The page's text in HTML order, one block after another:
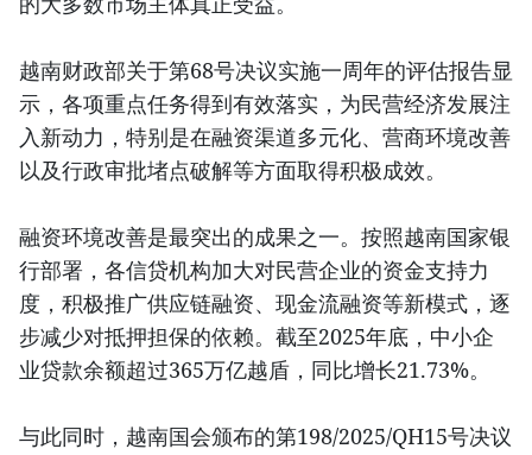
越南财政部关于第68号决议实施一周年的评估报告显
示，各项重点任务得到有效落实，为民营经济发展注
入新动力，特别是在融资渠道多元化、营商环境改善
以及行政审批堵点破解等方面取得积极成效。
融资环境改善是最突出的成果之一。按照越南国家银
行部署，各信贷机构加大对民营企业的资金支持力
度，积极推广供应链融资、现金流融资等新模式，逐
步减少对抵押担保的依赖。截至2025年底，中小企
业贷款余额超过365万亿越盾，同比增长21.73%。
与此同时，越南国会颁布的第198/2025/QH15号决议